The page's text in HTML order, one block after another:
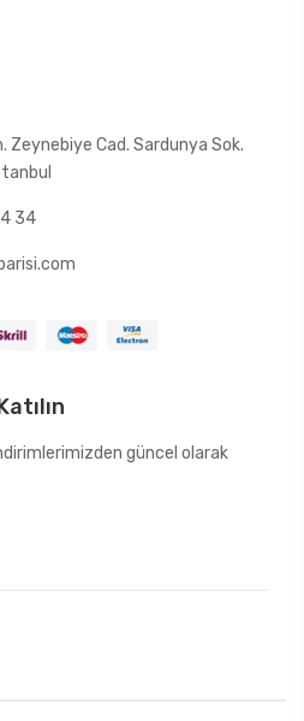
Zeynebiye Cad. Sardunya Sok.
34
güncel olarak